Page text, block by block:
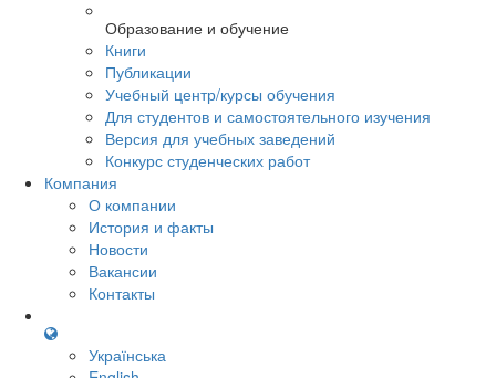
Образование и обучение
Книги
Публикации
Учебный центр/курсы обучения
Для студентов и самостоятельного изучения
Версия для учебных заведений
Конкурс студенческих работ
Компания
О компании
История и факты
Новости
Вакансии
Контакты
Українська